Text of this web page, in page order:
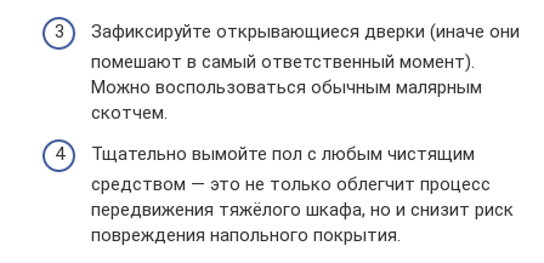
Зафиксируйте открывающиеся дверки (иначе они
помешают в самый ответственный момент).
Можно воспользоваться обычным малярным
скотчем.
Тщательно вымойте пол с любым чистящим
средством — это не только облегчит процесс
передвижения тяжёлого шкафа, но и снизит риск
повреждения напольного покрытия.